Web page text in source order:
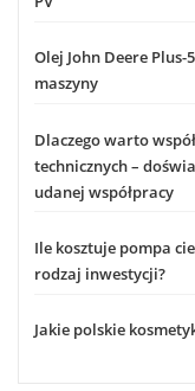
Olej John Deere Plus-
maszyny
Dlaczego warto
technicznych –
udanej współpracy
Ile kosztuje pompa
rodzaj inwestycji?
Jakie polskie